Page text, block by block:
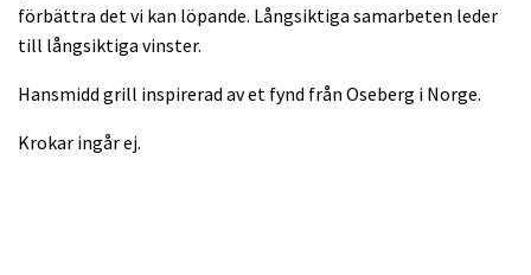
förbättra det vi kan löpande. Långsiktiga samarbeten leder
till långsiktiga vinster.
Hansmidd grill inspirerad av et fynd från Oseberg i Norge.
Krokar ingår ej.